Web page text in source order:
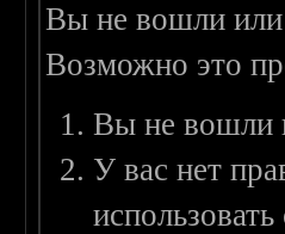
Вы не вошли или
Возможно это
Вы не вошли
У вас нет